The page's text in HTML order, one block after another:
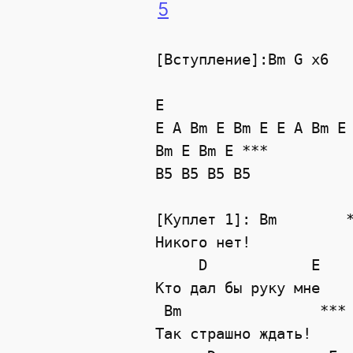
5
[Вступление]:Bm G x6
E
E A Bm E Bm E E A Bm
Bm E Bm E ***
B5 B5 B5 B5
[Куплет 1]: Bm
Никого нет!
     D            E
Кто дал бы руку мне
Bm                ***
Так страшно ждать!